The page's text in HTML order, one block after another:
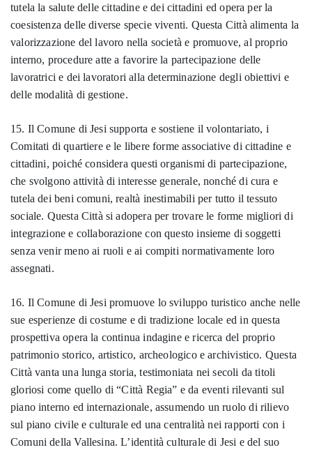
tutela la salute delle cittadine e dei cittadini ed opera per la
coesistenza delle diverse specie viventi. Questa Città alimenta la
valorizzazione del lavoro nella società e promuove, al proprio
interno, procedure atte a favorire la partecipazione delle
lavoratrici e dei lavoratori alla determinazione degli obiettivi e
delle modalità di gestione.
15. Il Comune di Jesi supporta e sostiene il volontariato, i
Comitati di quartiere e le libere forme associative di cittadine e
cittadini, poiché considera questi organismi di partecipazione,
che svolgono attività di interesse generale, nonché di cura e
tutela dei beni comuni, realtà inestimabili per tutto il tessuto
sociale. Questa Città si adopera per trovare le forme migliori di
integrazione e collaborazione con questo insieme di soggetti
senza venir meno ai ruoli e ai compiti normativamente loro
assegnati.
16. Il Comune di Jesi promuove lo sviluppo turistico anche nelle
sue esperienze di costume e di tradizione locale ed in questa
prospettiva opera la continua indagine e ricerca del proprio
patrimonio storico, artistico, archeologico e archivistico. Questa
Città vanta una lunga storia, testimoniata nei secoli da titoli
gloriosi come quello di “Città Regia” e da eventi rilevanti sul
piano interno ed internazionale, assumendo un ruolo di rilievo
sul piano civile e culturale ed una centralità nei rapporti con i
Comuni della Vallesina. L’identità culturale di Jesi e del suo